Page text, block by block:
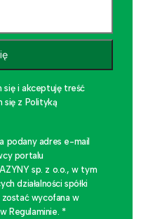
się i akceptuję treść
się z Polityką
podany adres e-mail
portalu
sp. z o.o., w tym
działalności spółki
wycofana w
Regulaminie. *